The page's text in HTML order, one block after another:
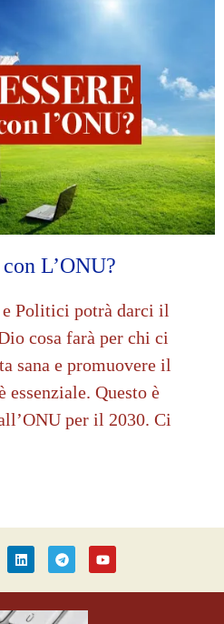
L’ONU?
Politici potrà darci il
cosa farà per chi ci
sana e promuovere il
essenziale. Questo è
per il 2030. Ci